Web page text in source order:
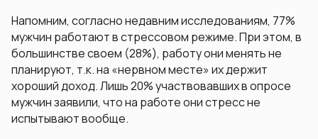
Напомним, согласно недавним исследованиям, 77%
мужчин работают в стрессовом режиме. При этом, в
большинстве своем (28%), работу они менять не
планируют, т.к. на «нервном месте» их держит
хороший доход. Лишь 20% участвовавших в опросе
мужчин заявили, что на работе они стресс не
испытывают вообще.